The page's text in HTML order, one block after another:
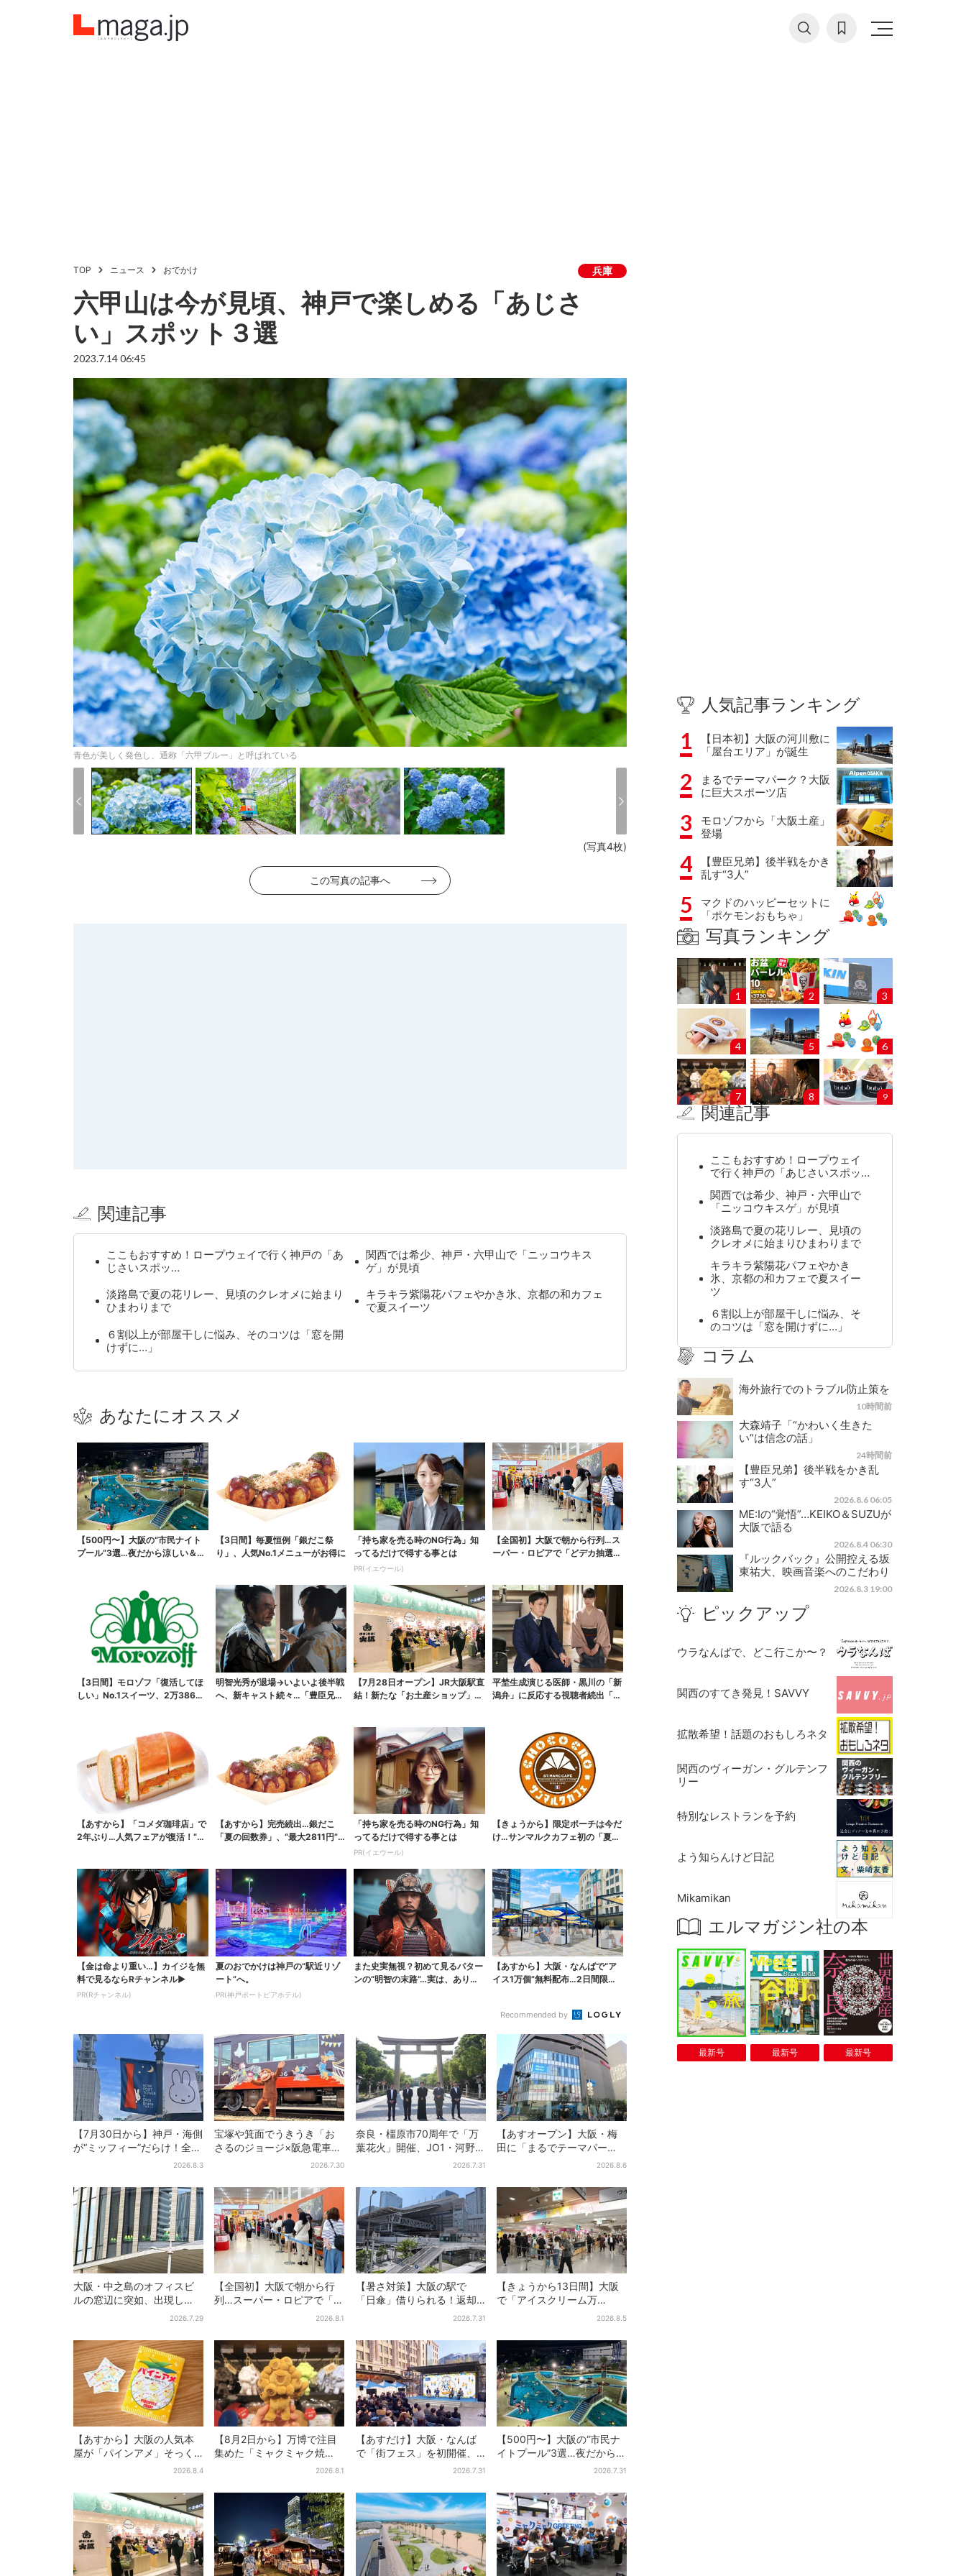
TOP ニュース おでかけ 兵庫
六甲山は今が見頃、神戸で楽しめる「あじさ
い」スポット３選
2023.7.14 06:45
青色が美しく発色し、通称「六甲ブルー」と呼ばれている
(写真4枚)
この写真の記事へ
関連記事
ここもおすすめ！ロープウェイで行く神戸の「あ
じさいスポッ…
関西では希少、神戸・六甲山で「ニッコウキス
ゲ」が見頃
淡路島で夏の花リレー、見頃のクレオメに始まり
ひまわりまで
キラキラ紫陽花パフェやかき氷、京都の和カフェ
で夏スイーツ
６割以上が部屋干しに悩み、そのコツは「窓を開
けずに…」
あなたにオススメ
【500円〜】大阪の“市民ナイト
プール”3選…夜だから涼しい＆コ
【3日間】毎夏恒例「銀だこ祭
り」、人気No.1メニューがお得に
「持ち家を売る時のNG行為」知
ってるだけで得する事とは
PR(イエウール)
【全国初】大阪で朝から行列…ス
ーパー・ロピアで「どデカ抽選
【3日間】モロゾフ「復活してほ
しい」No.1スイーツ、2万3865
明智光秀が退場→いよいよ後半戦
へ、新キャスト続々…「豊臣兄
【7月28日オープン】JR大阪駅直
結！新たな「お土産ショップ」、
平埜生成演じる医師・黒川の「新
潟弁」に反応する視聴者続出「グ
【あすから】「コメダ珈琲店」で
2年ぶり…人気フェアが復活！“ハ
【あすから】完売続出…銀だこ
「夏の回数券」、“最大2811円”お
「持ち家を売る時のNG行為」知
ってるだけで得する事とは
PR(イエウール)
【きょうから】限定ポーチは今だ
け…サンマルクカフェ初の「夏福
【金は命より重い…】カイジを無
料で見るならRチャンネル▶︎
PR(Rチャンネル)
夏のおでかけは神戸の”駅近リゾ
ート”へ。
PR(神戸ポートピアホテル)
また史実無視？初めて見るパター
ンの“明智の末路”…実は、ありえ
【あすから】大阪・なんばで“ア
イス1万個”無料配布…2日間限定
Recommended by
【7月30日から】神戸・海側
が“ミッフィー”だらけ！全16
施設でパン、スイーツ、ナ
2026.8.3
宝塚や箕面でうきうき「お
さるのジョージ×阪急電車」
お披露目！マルーンの制服
添乗
2026.7.30
奈良・橿原市70周年で「万
葉花火」開催、JO1・河野純
喜がアンバサダーに…グルー
2026.7.31
【あすオープン】大阪・梅
田に「まるでテーマパー
ク」な巨大スポーツ店、461
まとめて紹介
2026.8.6
大阪・中之島のオフィスビ
ルの窓辺に突如、出現し
た……巨大インコ「何かい
その正体とは？
2026.7.29
【全国初】大阪で朝から行
列…スーパー・ロピアで「ど
デカ抽選会」、開始30分2026.8.1
【暑さ対策】大阪の駅で
「日傘」借りられる！返却
どこでもOK、熱中症対策に
2026.7.31
【きょうから13日間】大阪
で「アイスクリーム万
博」、全国34ブランド・
ソフト」に行列
2026.8.5
【あすから】大阪の人気本
屋が「パインアメ」そっく
りのブックカバー開発、梅
2026.8.4
【8月2日から】万博で注目
集めた「ミャクミャク焼
き」初グッズ化！大阪・梅
2026.8.1
【あすだけ】大阪・なんば
で「街フェス」を初開催、
USJステージ＆豪華ゲスト
料で
2026.7.31
【500円〜】大阪の“市民ナ
イトプール”3選…夜だから涼
2026.7.31
人気記事ランキング
1
【日本初】大阪の河川敷に
「屋台エリア」が誕生
2
まるでテーマパーク？大阪
に巨大スポーツ店
3
モロゾフから「大阪土産」
登場
4
【豊臣兄弟】後半戦をかき
乱す“3人”
5
マクドのハッピーセットに
「ポケモンおもちゃ」
写真ランキング
1 2 3
4 5 6
7 8 9
関連記事
ここもおすすめ！ロープウェイ
で行く神戸の「あじさいスポッ…
関西では希少、神戸・六甲山で
「ニッコウキスゲ」が見頃
淡路島で夏の花リレー、見頃の
クレオメに始まりひまわりまで
キラキラ紫陽花パフェやかき
氷、京都の和カフェで夏スイー
ツ
６割以上が部屋干しに悩み、そ
のコツは「窓を開けずに…」
コラム
海外旅行でのトラブル防止策を
10時間前
大森靖子「“かわいく生きた
い”は信念の話」
24時間前
【豊臣兄弟】後半戦をかき乱
す“3人”
2026.8.6 06:05
ME:Iの“覚悟”…KEIKO＆SUZUが
大阪で語る
2026.8.4 06:30
『ルックバック』公開控える坂
東祐大、映画音楽へのこだわり
2026.8.3 19:00
ピックアップ
ウラなんばで、どこ行こか〜？
関西のすてき発見！SAVVY
拡散希望！話題のおもしろネタ
関西のヴィーガン・グルテンフ
リー
特別なレストランを予約
よう知らんけど日記
Mikamikan
エルマガジン社の本
最新号 最新号 最新号